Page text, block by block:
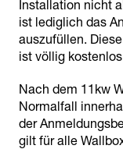
Installation nicht
ist lediglich das
auszufüllen.
ist völlig
Nach dem 11kw
Normalfall
der
gilt für alle